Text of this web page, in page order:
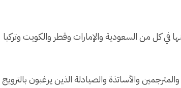
في كل من السعودية والإمارات وقطر والكويت وتركيا
والأساتذة والصيادلة الذين يرغبون بالترويج